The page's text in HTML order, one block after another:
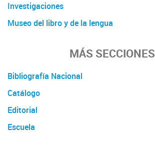
Investigaciones
Museo del libro y de la lengua
MÁS SECCIONES
Bibliografía Nacional
Catálogo
Editorial
Escuela